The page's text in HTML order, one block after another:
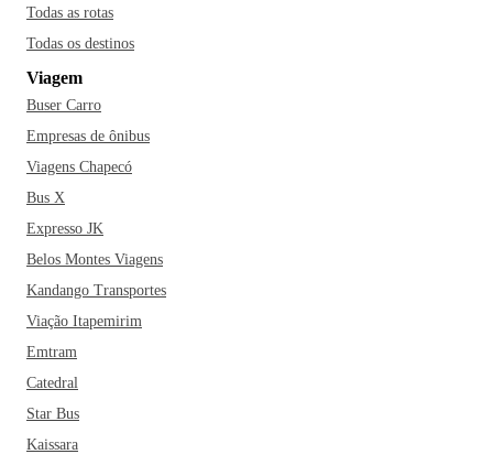
Todas as rotas
Todas os destinos
Viagem
Buser Carro
Empresas de ônibus
Viagens Chapecó
Bus X
Expresso JK
Belos Montes Viagens
Kandango Transportes
Viação Itapemirim
Emtram
Catedral
Star Bus
Kaissara